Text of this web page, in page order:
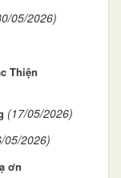
05/2026)
Thiện
(17/05/2026)
05/2026)
ơn